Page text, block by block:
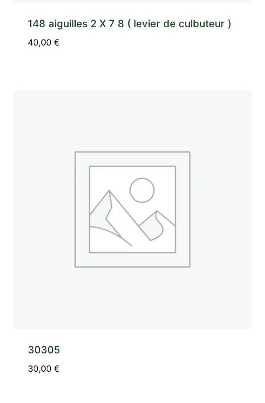
148 aiguilles 2 X 7 8 ( levier de culbuteur )
40,00€
30305
30,00€